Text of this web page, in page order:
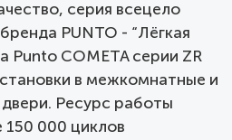
серия всецело
PUNTO - “Лёгкая
Punto COMETA серии ZR
в межкомнатные и
Ресурс работы
150 000 циклов